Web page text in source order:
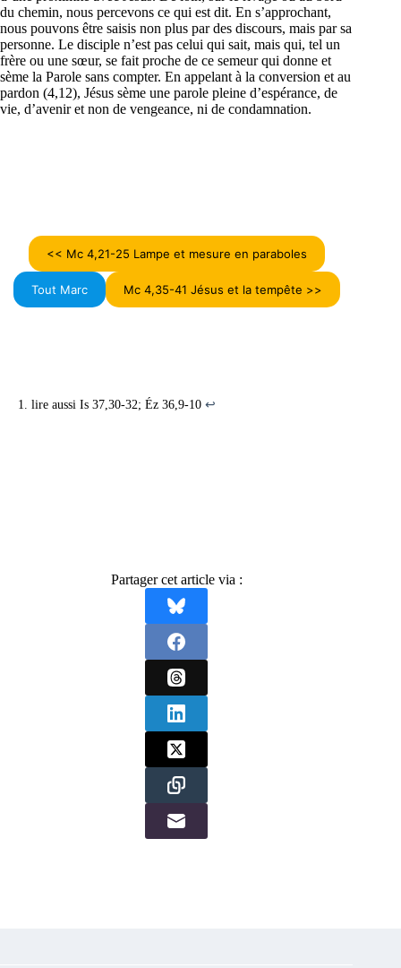
du chemin, nous percevons ce qui est dit. En s’approchant,
nous pouvons être saisis non plus par des discours, mais par sa
personne. Le disciple n’est pas celui qui sait, mais qui, tel un
frère ou une sœur, se fait proche de ce semeur qui donne et
sème la Parole sans compter. En appelant à la conversion et au
pardon (4,12), Jésus sème une parole pleine d’espérance, de
vie, d’avenir et non de vengeance, ni de condamnation.
<< Mc 4,21-25 Lampe et mesure en paraboles
Tout Marc Mc 4,35-41 Jésus et la tempête >>
lire aussi Is 37,30-32; Éz 36,9-10 ↩︎
Partager cet article via :